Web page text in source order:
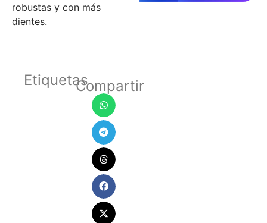
robustas y con más
dientes.
EtiquetasCompartir